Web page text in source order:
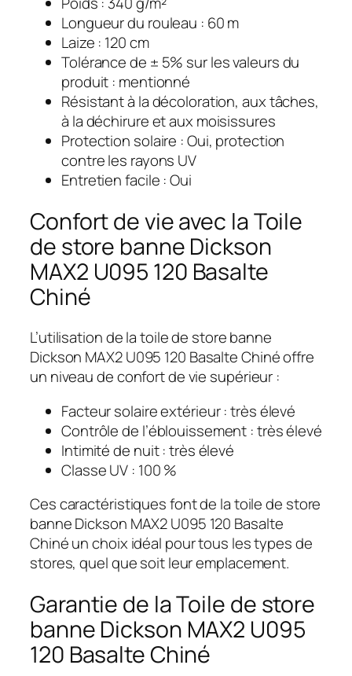
Longueur du rouleau : 60 m
Laize : 120 cm
Tolérance de ± 5% sur les valeurs du
produit : mentionné
Résistant à la décoloration, aux tâches,
à la déchirure et aux moisissures
Protection solaire : Oui, protection
contre les rayons UV
Entretien facile : Oui
Confort de vie avec la Toile
de store banne Dickson
MAX2 U095 120 Basalte
Chiné
L’utilisation de la toile de store banne
Dickson MAX2 U095 120 Basalte Chiné offre
un niveau de confort de vie supérieur :
Facteur solaire extérieur : très élevé
Contrôle de l’éblouissement : très élevé
Intimité de nuit : très élevé
Classe UV : 100 %
Ces caractéristiques font de la toile de store
banne Dickson MAX2 U095 120 Basalte
Chiné un choix idéal pour tous les types de
stores, quel que soit leur emplacement.
Garantie de la Toile de store
banne Dickson MAX2 U095
120 Basalte Chiné